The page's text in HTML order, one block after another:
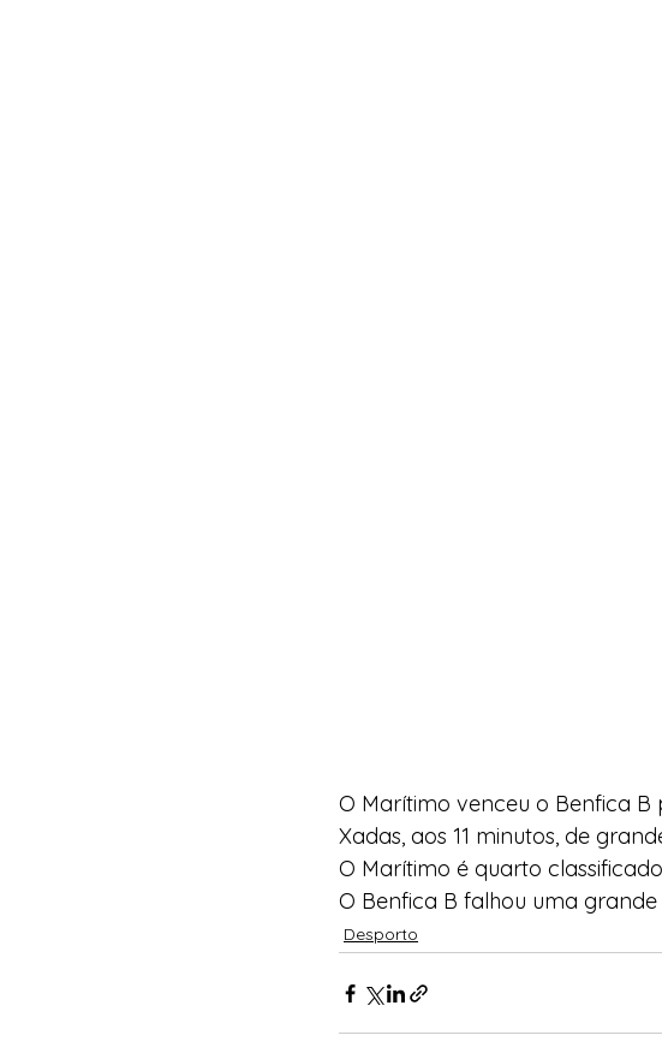
O Marítimo venceu o Benfica
Xadas, aos 11 minutos, de
O Marítimo é quarto
O Benfica B falhou uma
Desporto